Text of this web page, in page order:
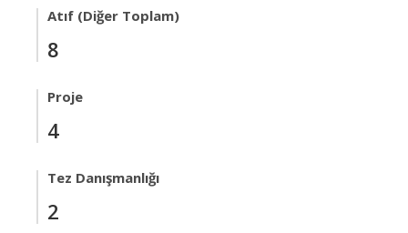
Atıf (Diğer Toplam)
8
Proje
4
Tez Danışmanlığı
2